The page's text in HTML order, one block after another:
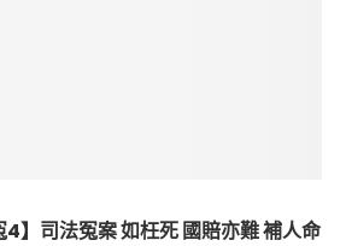
4】司法冤案 如枉死 國賠亦難 補人命